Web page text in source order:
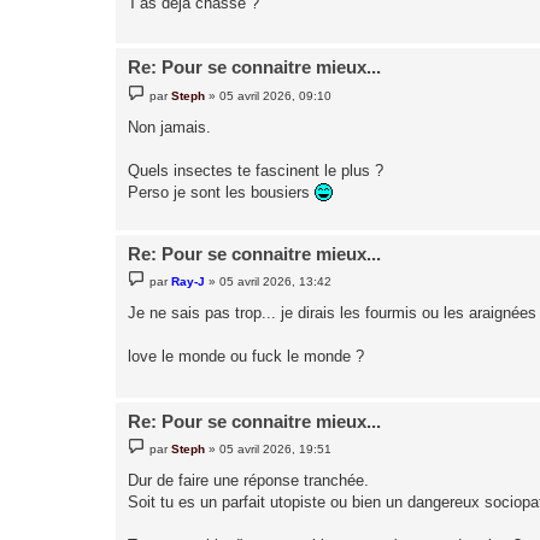
e
Re: Pour se connaitre mieux...
e
s
e
parSteph »05 avril 2026, 09:10
Non jamais.
Quels insectes te fascinent le plus ?
Perso je sont les bousiers
Re: Pour se connaitre mieux...
e
s
e
parRay-J »05 avril 2026, 13:42
Je ne sais pas trop... je dirais les fourmis ou les araignées
love le monde ou fuck le monde ?
Re: Pour se connaitre mieux...
e
s
a
parSteph »05 avril 2026, 19:51
Dur de faire une réponse tranchée.
Soit tu es un parfait utopiste ou bien un dangereux